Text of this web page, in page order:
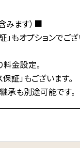
みます）■
もオプションでござ
金設定。
証」もございます。
も別途可能です。